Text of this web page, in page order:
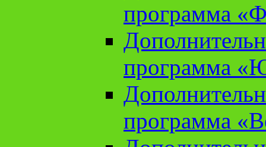
программа
программа
программа